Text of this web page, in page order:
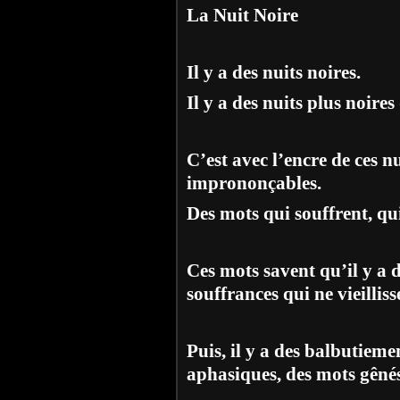
La Nuit Noire
Il y a des nuits noires.
Il y a des nuits plus noires
C’est avec l’encre de ces
imprononçables.
Des mots qui souffrent,
Ces mots savent qu’il y a
souffrances qui ne
Puis, il y a des
aphasiques, des mots